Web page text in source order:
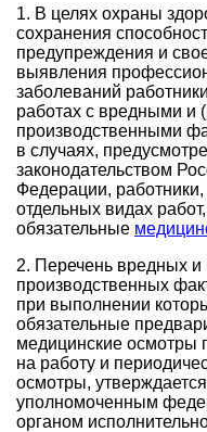
1. В целях охраны
сохранения
предупреждения и
выявления
заболеваний
работах с вредными и
производственными
в случаях,
законодательством
Федерации,
отдельных видах
обязательные
2. Перечень вредных
производственных
при выполнении
обязательные
медицинские осмотры
на работу и
осмотры, утверждается
уполномоченным
органом